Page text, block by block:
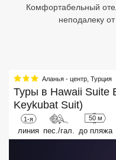
Комфортабельный
неподалеку
Аланья - центр, Турция
Туры в Hawaii Suite
Keykubat Suit)
1-я
линия пес./гал.
50 м
до пляжа
Вьетнам
Южный Гоа
Занзибар
Абхазия